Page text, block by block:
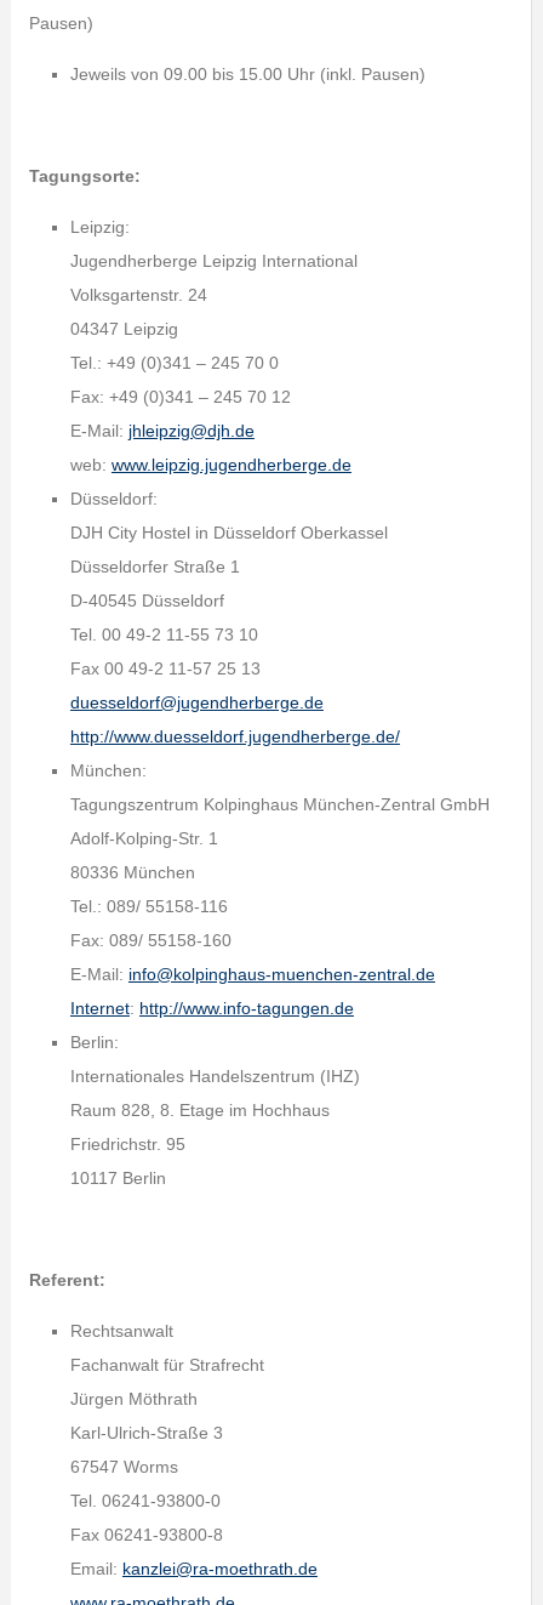
Pausen)
Jeweils von 09.00 bis 15.00 Uhr (inkl. Pausen)
Tagungsorte:
Leipzig:
Jugendherberge Leipzig International
Volksgartenstr. 24
04347 Leipzig
Tel.: +49 (0)341 – 245 70 0
Fax: +49 (0)341 – 245 70 12
E-Mail: jhleipzig@djh.de
web: www.leipzig.jugendherberge.de
Düsseldorf:
DJH City Hostel in Düsseldorf Oberkassel
Düsseldorfer Straße 1
D-40545 Düsseldorf
Tel. 00 49-2 11-55 73 10
Fax 00 49-2 11-57 25 13
duesseldorf@jugendherberge.de
http://www.duesseldorf.jugendherberge.de/
München:
Tagungszentrum Kolpinghaus München-Zentral GmbH
Adolf-Kolping-Str. 1
80336 München
Tel.: 089/ 55158-116
Fax: 089/ 55158-160
E-Mail: info@kolpinghaus-muenchen-zentral.de
Internet: http://www.info-tagungen.de
Berlin:
Internationales Handelszentrum (IHZ)
Raum 828, 8. Etage im Hochhaus
Friedrichstr. 95
10117 Berlin
Referent:
Rechtsanwalt
Fachanwalt für Strafrecht
Jürgen Möthrath
Karl-Ulrich-Straße 3
67547 Worms
Tel. 06241-93800-0
Fax 06241-93800-8
Email: kanzlei@ra-moethrath.de